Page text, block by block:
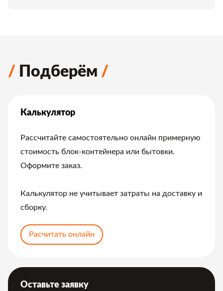
Подберём
Калькулятор
Рассчитайте самостоятельно онлайн примерную
стоимость блок-контейнера или бытовки.
Оформите заказ.
Калькулятор не учитывает затраты на доставку и
сборку.
Расчитать онлайн
Оставьте заявку